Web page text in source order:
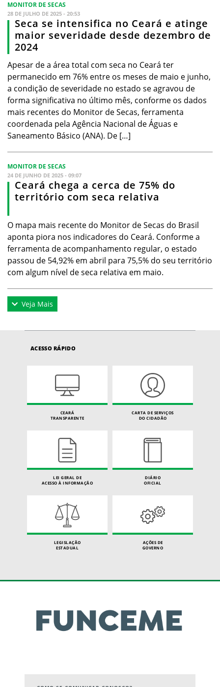
MONITOR DE SECAS
28 DE JULHO DE 2025 - 20:53
Seca se intensifica no Ceará e atinge
maior severidade desde dezembro de
2024
Apesar de a área total com seca no Ceará ter
permanecido em 76% entre os meses de maio e junho,
a condição de severidade no estado se agravou de
forma significativa no último mês, conforme os dados
mais recentes do Monitor de Secas, ferramenta
coordenada pela Agência Nacional de Águas e
Saneamento Básico (ANA). De […]
MONITOR DE SECAS
24 DE JUNHO DE 2025 - 09:07
Ceará chega a cerca de 75% do
território com seca relativa
O mapa mais recente do Monitor de Secas do Brasil
aponta piora nos indicadores do Ceará. Conforme a
ferramenta de acompanhamento regular, o estado
passou de 54,92% em abril para 75,5% do seu território
com algum nível de seca relativa em maio.
Veja Mais
ACESSO RÁPIDO
CEARÁ
TRANSPARENTE
CARTA DE SERVIÇOS
DO CIDADÃO
LEI GERAL DE
ACESSO À INFORMAÇÃO
DIÁRIO
OFICIAL
LEGISLAÇÃO
ESTADUAL
AÇÕES DE
GOVERNO